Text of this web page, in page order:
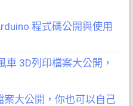
程式碼公開與使用
3D列印檔案大公開，
案大公開，你也可以自己